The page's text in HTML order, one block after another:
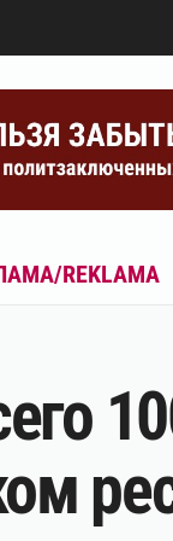
REKLAMA